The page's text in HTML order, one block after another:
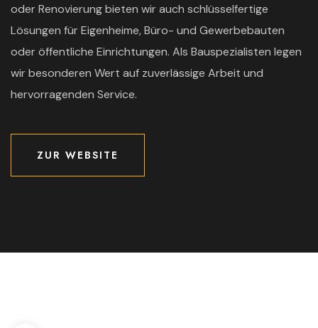
oder Renovierung bieten wir auch schlüsselfertige
Lösungen für Eigenheime, Büro- und Gewerbebauten
oder öffentliche Einrichtungen. Als Bauspezialisten legen
wir besonderen Wert auf zuverlässige Arbeit und
hervorragenden Service.
ZUR WEBSITE
ZUR WEBSITE